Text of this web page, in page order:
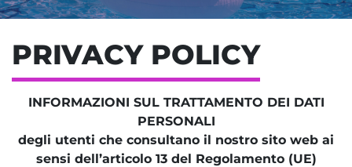
PRIVACY POLICY
INFORMAZIONI SUL TRATTAMENTO DEI DATI
PERSONALI
degli utenti che consultano il nostro sito web ai
sensi dell’articolo 13 del Regolamento (UE)